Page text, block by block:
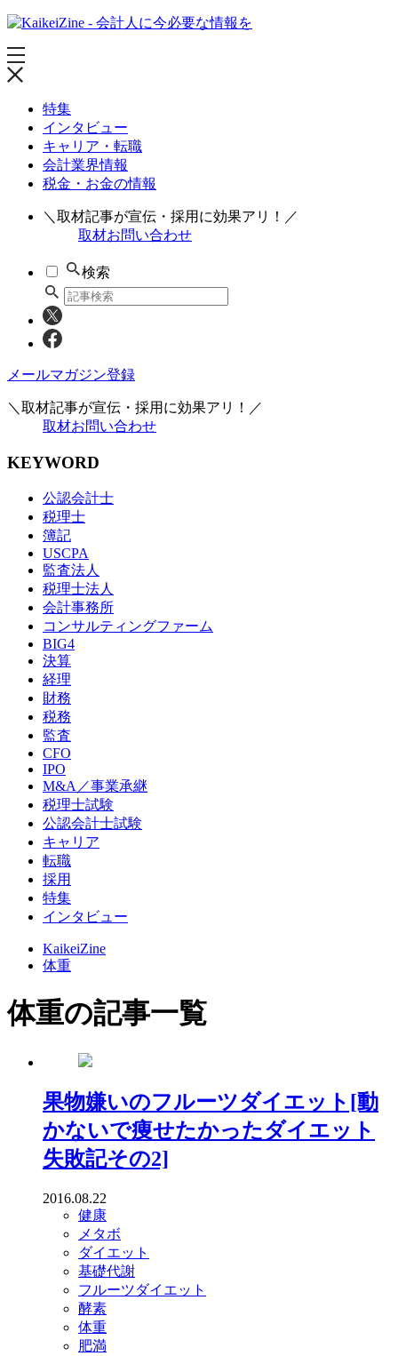
特集
インタビュー
キャリア・転職
会計業界情報
税金・お金の情報
＼取材記事が宣伝・採用に効果アリ！／
取材お問い合わせ
検索
メールマガジン登録
＼取材記事が宣伝・採用に効果アリ！／
取材お問い合わせ
KEYWORD
公認会計士
税理士
簿記
USCPA
監査法人
税理士法人
会計事務所
コンサルティングファーム
BIG4
決算
経理
財務
税務
監査
CFO
IPO
M&A／事業承継
税理士試験
公認会計士試験
キャリア
転職
採用
特集
インタビュー
KaikeiZine
体重
体重の記事一覧
果物嫌いのフルーツダイエット[動
かないで痩せたかったダイエット
失敗記その2]
2016.08.22
健康
メタボ
ダイエット
基礎代謝
フルーツダイエット
酵素
体重
肥満